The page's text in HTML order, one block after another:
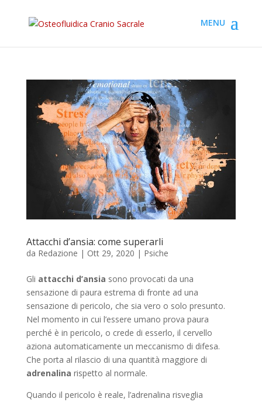
Attacchi d’ansia: come superarli
da Redazione | Ott 29, 2020 | Psiche
Gli attacchi d’ansia sono provocati da una
sensazione di paura estrema di fronte ad una
sensazione di pericolo, che sia vero o solo presunto.
Nel momento in cui l’essere umano prova paura
perché è in pericolo, o crede di esserlo, il cervello
aziona automaticamente un meccanismo di difesa.
Che porta al rilascio di una quantità maggiore di
adrenalina rispetto al normale.
Quando il pericolo è reale, l’adrenalina risveglia